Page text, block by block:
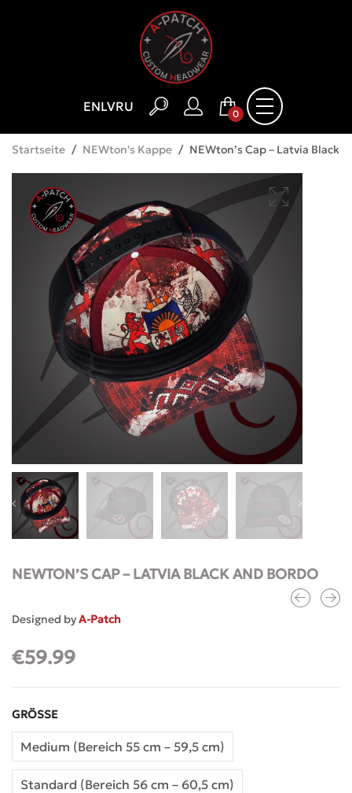
ENLVRU 0
Startseite / NEWton's Kappe / NEWton’s Cap – Latvia Black
NEWTON’S CAP – LATVIA BLACK AND BORDO
Designed byA-Patch
€59.99
GRÖSSE
Medium (Bereich 55 cm – 59,5 cm)
Standard (Bereich 56 cm – 60,5 cm)